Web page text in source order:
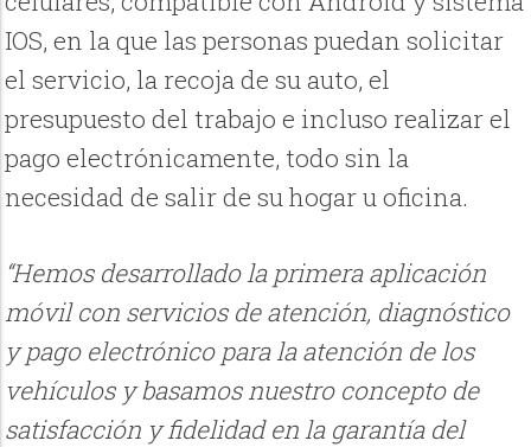
IOS, en la que las personas puedan solicitar
el servicio, la recoja de su auto, el
presupuesto del trabajo e incluso realizar el
pago electrónicamente, todo sin la
necesidad de salir de su hogar u oficina.
“Hemos desarrollado la primera aplicación
móvil con servicios de atención, diagnóstico
y pago electrónico para la atención de los
vehículos y basamos nuestro concepto de
satisfacción y fidelidad en la garantía del